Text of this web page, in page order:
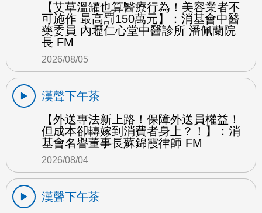
【艾草溫罐也算醫療行為！美容業者不
可施作 最高罰150萬元】：消基會中醫
藥委員 內壢仁心堂中醫診所 潘佩蘭院
長 FM
2026/08/05
漢聲下午茶
【外送專法新上路！保障外送員權益！
但成本卻轉嫁到消費者身上？！】：消
基會名譽董事長蘇錦霞律師 FM
2026/08/04
漢聲下午茶